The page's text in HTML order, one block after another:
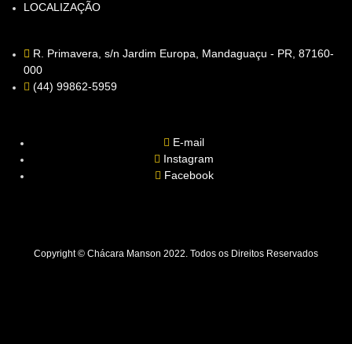
LOCALIZAÇÃO
R. Primavera, s/n Jardim Europa, Mandaguaçu - PR, 87160-
000
(44) 99862-5959
E-mail
Instagram
Facebook
Copyright © Chácara Manson 2022. Todos os Direitos Reservados